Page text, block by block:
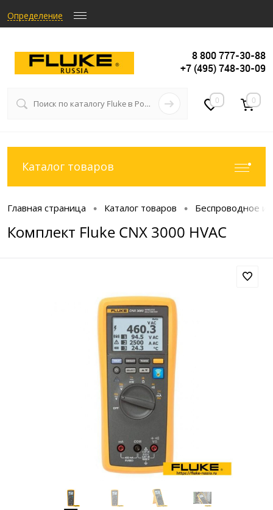
Определение
8 800 777-30-88
+7 (495) 748-30-09
0 0
Каталог товаров
Главная страница • Каталог товаров • Беспроводное
Комплект Fluke CNX 3000 HVAC